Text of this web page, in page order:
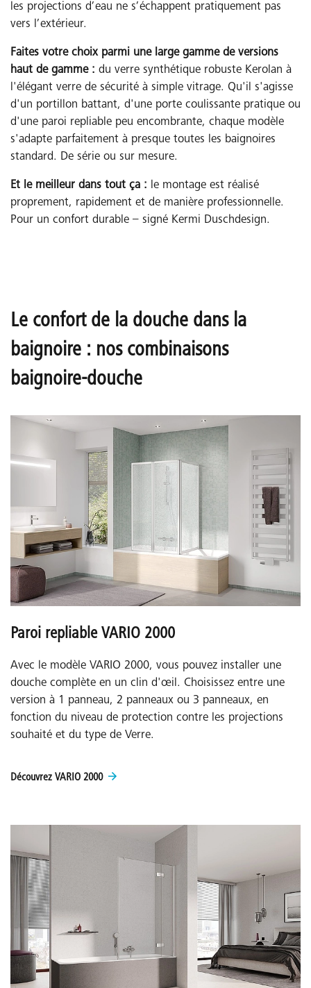
les projections d’eau ne s’échappent pratiquement pas
vers l’extérieur.
Faites votre choix parmi une large gamme de versions
haut de gamme : du verre synthétique robuste Kerolan à
l'élégant verre de sécurité à simple vitrage. Qu'il s'agisse
d'un portillon battant, d'une porte coulissante pratique ou
d'une paroi repliable peu encombrante, chaque modèle
s'adapte parfaitement à presque toutes les baignoires
standard. De série ou sur mesure.
Et le meilleur dans tout ça : le montage est réalisé
proprement, rapidement et de manière professionnelle.
Pour un confort durable – signé Kermi Duschdesign.
Le confort de la douche dans la
baignoire : nos combinaisons
baignoire-douche
Paroi repliable VARIO 2000
Avec le modèle VARIO 2000, vous pouvez installer une
douche complète en un clin d'œil. Choisissez entre une
version à 1 panneau, 2 panneaux ou 3 panneaux, en
fonction du niveau de protection contre les projections
souhaité et du type de Verre.
Découvrez VARIO 2000